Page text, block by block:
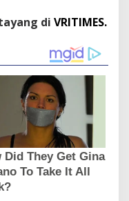
di VRITIMES.